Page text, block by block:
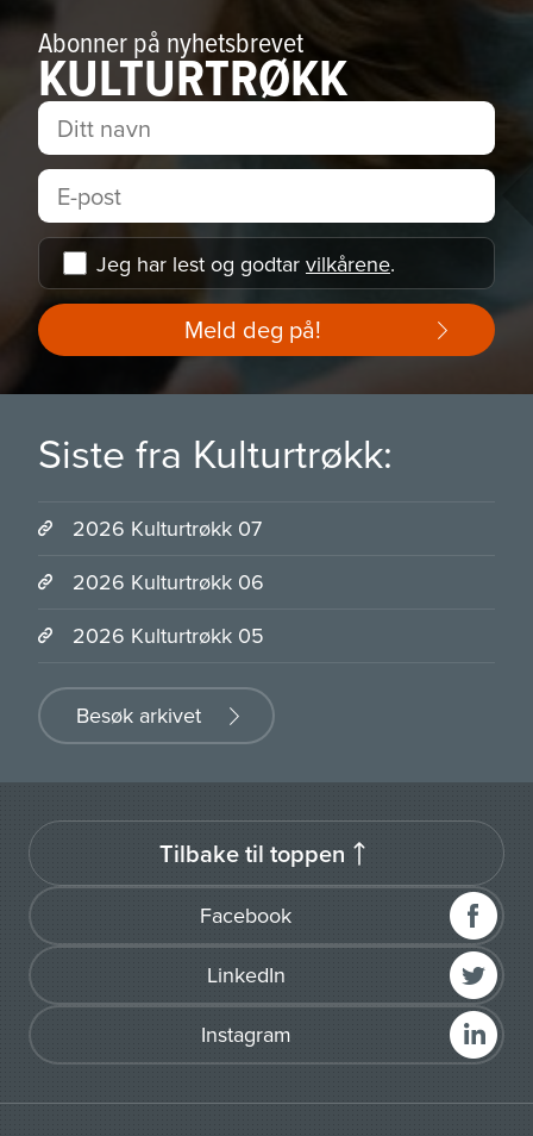
Abonner på nyhetsbrevet
KULTURTRØKK
Jeg har lest og godtar vilkårene.
Meld deg på!
Siste fra Kulturtrøkk:
2026 Kulturtrøkk 07
2026 Kulturtrøkk 06
2026 Kulturtrøkk 05
Besøk arkivet
Facebook
LinkedIn
Instagram
Tilbake til toppen